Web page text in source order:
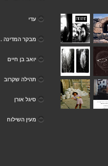
עדי
מבקר המדינה .
יואב בן חיים
תהילה שקרוב
סיגל אורן
מעין השילוח